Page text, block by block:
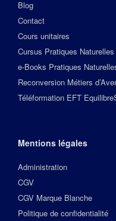
Blog
Contact
Cours unitaires
Cursus Pratiques
e-Books Pratiques
Reconversion Métiers
Téléformation EFT
Mentions légales
Administration
CGV
CGV Marque Blanche
Politique de confidentialité